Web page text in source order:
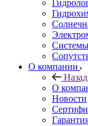
О компании
Назад
О
Новости